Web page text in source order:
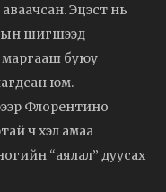
Эцэст нь
шигшээд
маргааш буюу
юм.
Флорентино
ч хэл амаа
“аялал” дуусах